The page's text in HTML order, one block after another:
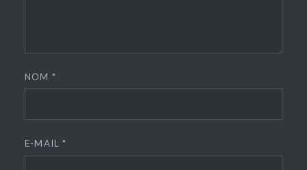
NOM*
E-MAIL *